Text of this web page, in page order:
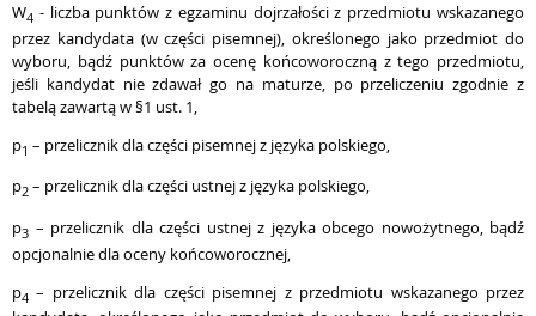
W4 - liczba punktów z egzaminu dojrzałości z przedmiotu wskazanego
przez kandydata (w części pisemnej), określonego jako przedmiot do
wyboru, bądź punktów za ocenę końcoworoczną z tego przedmiotu,
jeśli kandydat nie zdawał go na maturze, po przeliczeniu zgodnie z
tabelą zawartą w §1 ust. 1,
p1 – przelicznik dla części pisemnej z języka polskiego,
p2 – przelicznik dla części ustnej z języka polskiego,
p3 – przelicznik dla części ustnej z języka obcego nowożytnego, bądź
opcjonalnie dla oceny końcoworocznej,
p4 – przelicznik dla części pisemnej z przedmiotu wskazanego przez